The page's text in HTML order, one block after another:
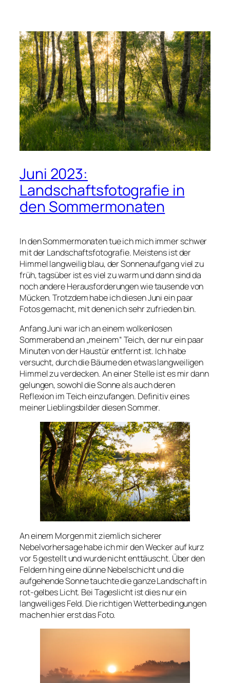
Juni 2023:
Landschaftsfotografie in
den Sommermonaten
In den Sommermonaten tue ich mich immer schwer
mit der Landschaftsfotografie. Meistens ist der
Himmel langweilig blau, der Sonnenaufgang viel zu
früh, tagsüber ist es viel zu warm und dann sind da
noch andere Herausforderungen wie tausende von
Mücken. Trotzdem habe ich diesen Juni ein paar
Fotos gemacht, mit denen ich sehr zufrieden bin.
Anfang Juni war ich an einem wolkenlosen
Sommerabend an „meinem“ Teich, der nur ein paar
Minuten von der Haustür entfernt ist. Ich habe
versucht, durch die Bäume den etwas langweiligen
Himmel zu verdecken. An einer Stelle ist es mir dann
gelungen, sowohl die Sonne als auch deren
Reflexion im Teich einzufangen. Definitiv eines
meiner Lieblingsbilder diesen Sommer.
An einem Morgen mit ziemlich sicherer
Nebelvorhersage habe ich mir den Wecker auf kurz
vor 5 gestellt und wurde nicht enttäuscht. Über den
Feldern hing eine dünne Nebelschicht und die
aufgehende Sonne tauchte die ganze Landschaft in
rot-gelbes Licht. Bei Tageslicht ist dies nur ein
langweiliges Feld. Die richtigen Wetterbedingungen
machen hier erst das Foto.